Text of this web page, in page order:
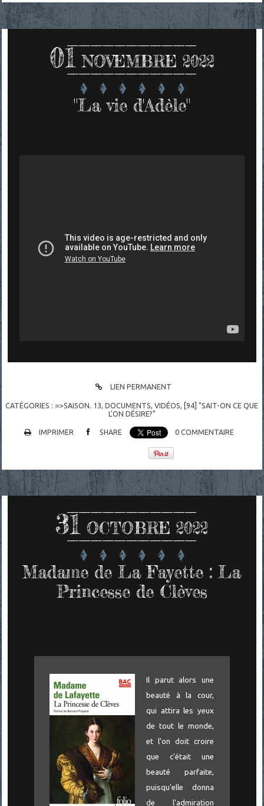
01 NOVEMBRE 2022
"La vie d'Adèle"
LIEN PERMANENT
CATÉGORIES : =>SAISON. 13,DOCUMENTS,VIDÉOS, [94] "SAIT-ON CE QUE
L'ON DÉSIRE?"
IMPRIMER SHARE 0 COMMENTAIRE
31 OCTOBRE 2022
Madame de La Fayette : La
Princesse de Clèves
Il parut alors une
beauté à la cour,
qui attira les yeux
de tout le monde,
et l'on doit croire
que c'était une
beauté parfaite,
puisqu'elle donna
de l'admiration